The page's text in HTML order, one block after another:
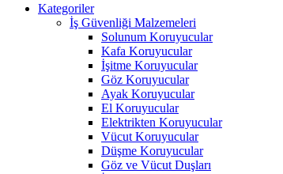
Kategoriler
İş Güvenliği Malzemeleri
Solunum Koruyucular
Kafa Koruyucular
İşitme Koruyucular
Göz Koruyucular
Ayak Koruyucular
El Koruyucular
Elektrikten Koruyucular
Vücut Koruyucular
Düşme Koruyucular
Göz ve Vücut Duşları